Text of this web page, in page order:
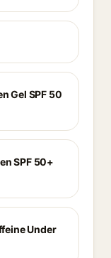
Gel SPF 50
SPF 50+
Under